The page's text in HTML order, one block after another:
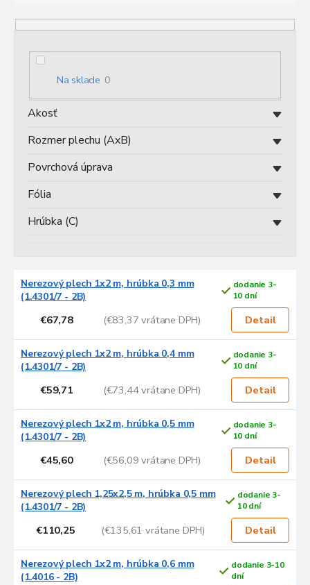
e
Na sklade 0
Akosť
Fólia
Hrúbka (C)
Povrchová úprava
Rozmer plechu (AxB)
V
p
s
p
u
v
Nerezový plech 1x2 m, hrúbka 0,3 mm
(1.4301/7 - 2B)
dodanie 3-
10 dní
€67,78 (€83,37 vrátane DPH) Detail
Nerezový plech 1x2 m, hrúbka 0,4 mm
(1.4301/7 - 2B)
dodanie 3-
10 dní
€59,71 (€73,44 vrátane DPH) Detail
Nerezový plech 1x2 m, hrúbka 0,5 mm
(1.4301/7 - 2B)
dodanie 3-
10 dní
€45,60 (€56,09 vrátane DPH) Detail
Nerezový plech 1,25x2,5 m, hrúbka 0,5 mm
(1.4301/7 - 2B)
dodanie 3-
10 dní
€110,25 (€135,61 vrátane DPH) Detail
Nerezový plech 1x2 m, hrúbka 0,6 mm
(1.4016 - 2B)
dodanie 3-10
dní